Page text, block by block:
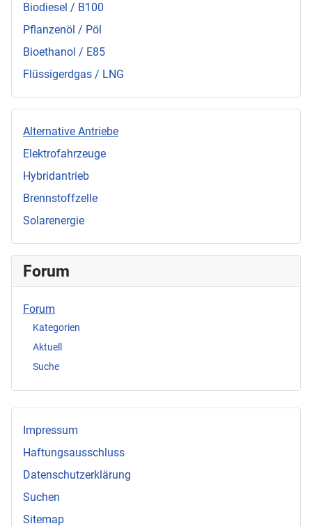
Biodiesel / B100
Pflanzenöl / Pöl
Bioethanol / E85
Flüssigerdgas / LNG
Alternative Antriebe
Elektrofahrzeuge
Hybridantrieb
Brennstoffzelle
Solarenergie
Forum
Forum
Kategorien
Aktuell
Suche
Impressum
Haftungsausschluss
Datenschutzerklärung
Suchen
Sitemap